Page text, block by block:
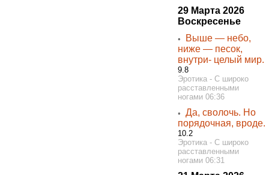
29 Марта 2026
Воскресенье
◦
Выше — небо,
ниже — песок,
внутри- целый мир.
9.8
Эротика - С широко
расставленными
ногами 06:36
◦Да, сволочь. Но
порядочная, вроде.
10.2
Эротика - С широко
расставленными
ногами 06:31